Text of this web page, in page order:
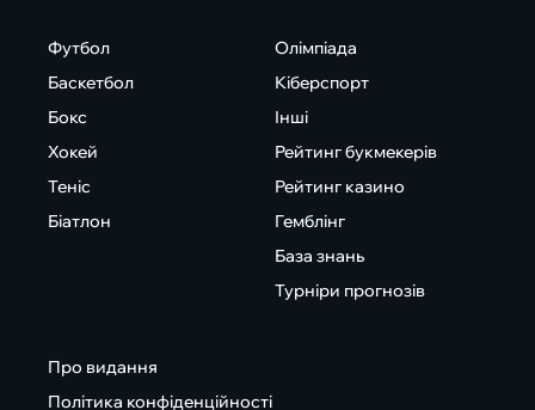
Футбол
Баскетбол
Бокс
Хокей
Теніс
Біатлон
Олімпіада
Кіберспорт
Інші
Рейтинг букмекерів
Рейтинг казино
Гемблінг
База знань
Турніри прогнозів
Про видання
Політика конфіденційності